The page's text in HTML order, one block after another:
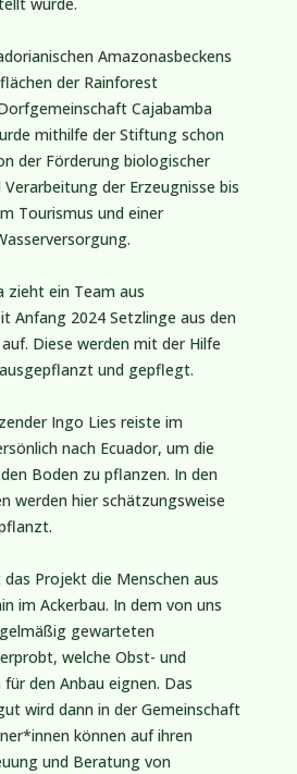
wurde.
Amazonasbeckens
der Rainforest
Cajabamba
mithilfe der Stiftung schon
der Förderung biologischer
der Erzeugnisse bis
Tourismus und einer
zieht ein Team aus
Anfang 2024 Setzlinge aus den
Diese werden mit der Hilfe
und gepflegt.
Ingo Lies reiste im
nach Ecuador, um die
Boden zu pflanzen. In den
werden hier schätzungsweise
Projekt die Menschen aus
im Ackerbau. In dem von uns
gewarteten
welche Obst- und
den Anbau eignen. Das
wird dann in der Gemeinschaft
können auf ihren
und Beratung von